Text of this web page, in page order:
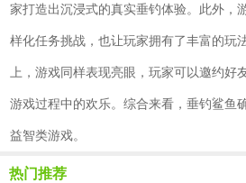
家打造出沉浸式的真实垂钓体验。此外，
样化任务挑战，也让玩家拥有了丰富的玩
上，游戏同样表现亮眼，玩家可以邀约好
游戏过程中的欢乐。综合来看，垂钓鲨鱼
益智类游戏。
热门推荐